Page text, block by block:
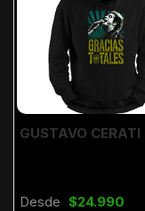
GUSTAVO
Desde $24.990